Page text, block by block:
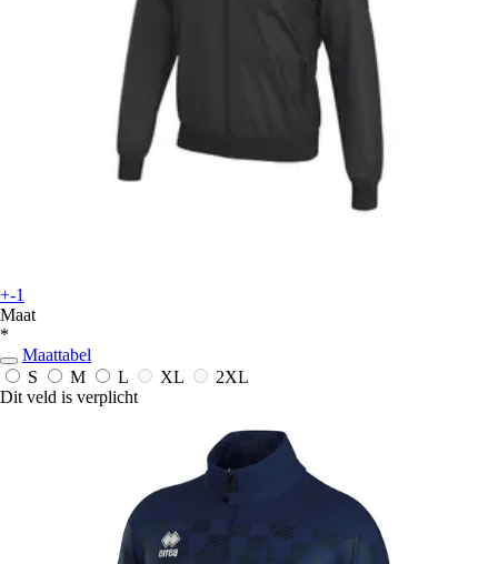
+-1
Maat
*
Maattabel
S
M L XL
2XL
Dit veld is verplicht